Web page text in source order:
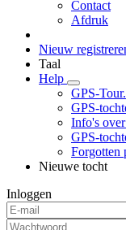
Contact
Afdruk
Nieuw
Taal
Help
GPS-
GPS-
Info's
GPS-
Forgotten
Nieuwe tocht
Inloggen